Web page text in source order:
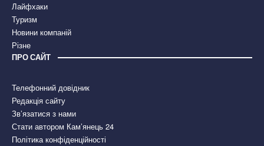
Лайфхаки
Туризм
Новини компаній
Різне
ПРО САЙТ
Телефонний довідник
Редакція сайту
Зв’язатися з нами
Стати автором Кам’янець 24
Політика конфіденційності